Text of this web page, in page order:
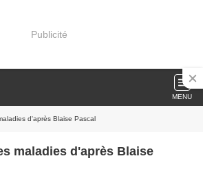
Publicité
MENU
d'après Blaise Pascal
maladies d'après Blaise